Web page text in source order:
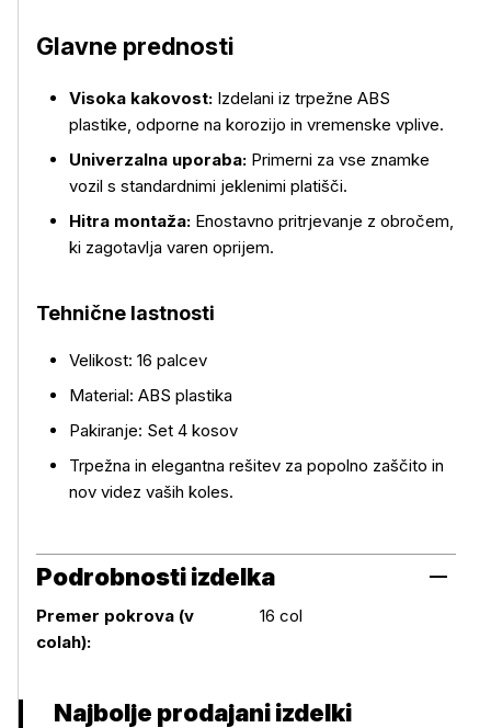
Več o izdelku
Glavne prednosti
Visoka kakovost: Izdelani iz trpežne ABS
plastike, odporne na korozijo in vremenske vplive.
Univerzalna uporaba: Primerni za vse znamke
vozil s standardnimi jeklenimi platišči.
Hitra montaža: Enostavno pritrjevanje z obročem,
ki zagotavlja varen oprijem.
Tehnične lastnosti
Velikost: 16 palcev
Material: ABS plastika
Pakiranje: Set 4 kosov
Trpežna in elegantna rešitev za popolno zaščito in
nov videz vaših koles.
Podrobnosti izdelka
Podrobnosti izdelka
Premer pokrova (v
colah):
16 col
Najbolje prodajani izdelki